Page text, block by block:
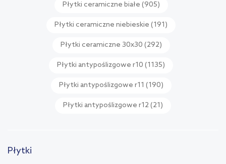
Płytki ceramiczne białe (905)
Płytki ceramiczne niebieskie (191)
Płytki ceramiczne 30x30 (292)
Płytki antypoślizgowe r10 (1135)
Płytki antypoślizgowe r11 (190)
Płytki antypoślizgowe r12(21)
Płytki